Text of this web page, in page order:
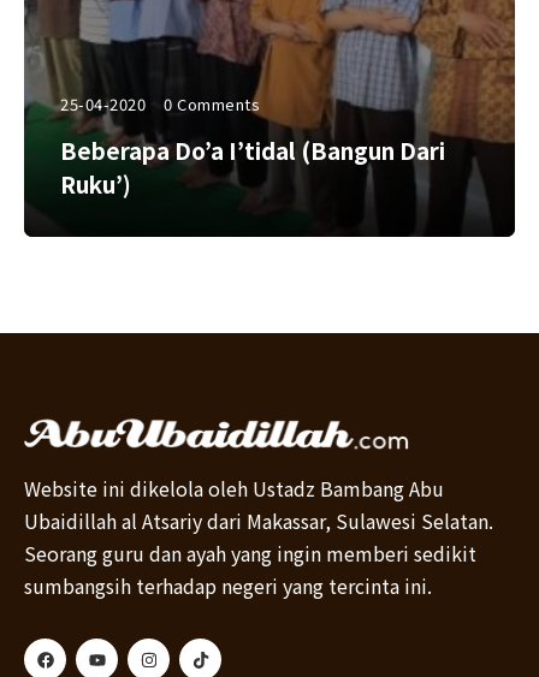
25-04-2020 0 Comments
Beberapa Do’a I’tidal (Bangun Dari
Ruku’)
Website ini dikelola oleh Ustadz Bambang Abu
Ubaidillah al Atsariy dari Makassar, Sulawesi Selatan.
Seorang guru dan ayah yang ingin memberi sedikit
sumbangsih terhadap negeri yang tercinta ini.